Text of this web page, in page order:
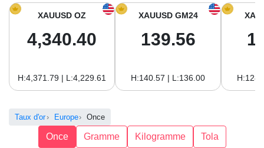
Prix de l’or aujourd’hui en Amérique du Sud
XAUUSD OZ
4,340.40
H:4,371.79 | L:4,229.61
XAUUSD GM24
139.56
H:140.57 | L:136.00
Taux d'or Europe Once
Once Gramme Kilogramme Tola